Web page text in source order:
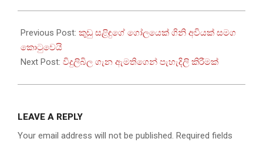
07-
05
Previous Post: කුඩු සළිඳුගේ ගෝලයෙක් ගිනි අවියක් සමග
කොටුවෙයි
Next Post: විදුලිබිල ගැන ඇමතිගෙන් පැහැදිලි කිරීමක්
LEAVE A REPLY
Your email address will not be published. Required fields